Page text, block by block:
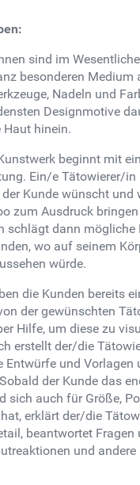
sind im
besonderen Medium
Nadeln und
Designmotive
Haut hinein.
beginnt mit
Ein/e Tätowierer/in
Kunde wünscht und
zum Ausdruck
schlägt dann mögliche
wo auf seinem
würde.
die Kunden bereits
der gewünschten
Hilfe, um diese zu
erstellt der/die
Entwürfe und Vorlagen
der Kunde das
sich auch für Größe,
erklärt der/die
beantwortet Fragen
und